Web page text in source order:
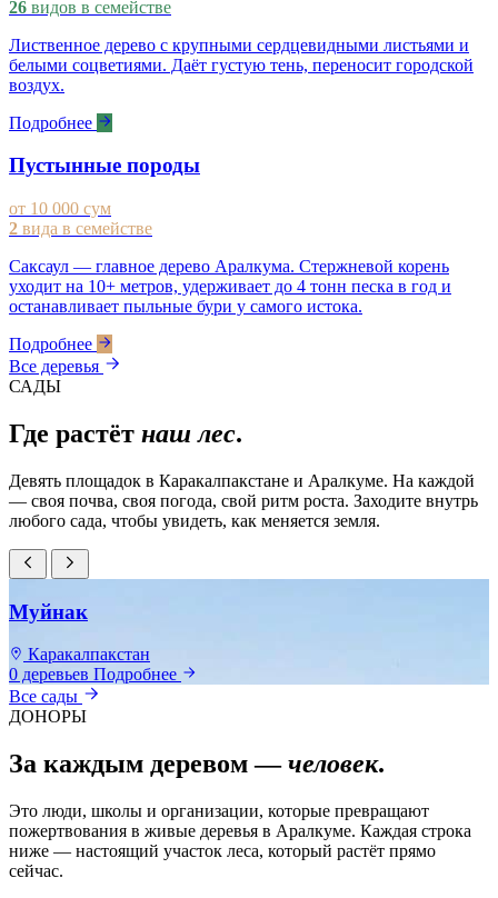
26 видов в семействе
Лиственное дерево с крупными сердцевидными листьями и
белыми соцветиями. Даёт густую тень, переносит городской
воздух.
Подробнее
Пустынные породы
от 10 000 сум
2 вида в семействе
Саксаул — главное дерево Аралкума. Стержневой корень
уходит на 10+ метров, удерживает до 4 тонн песка в год и
останавливает пыльные бури у самого истока.
Подробнее
Все деревья
САДЫ
Где растёт наш лес.
Девять площадок в Каракалпакстане и Аралкуме. На каждой
— своя почва, своя погода, свой ритм роста. Заходите внутрь
любого сада, чтобы увидеть, как меняется земля.
Муйнак
Каракалпакстан
0 деревьев Подробнее
Все сады
ДОНОРЫ
За каждым деревом —человек.
Это люди, школы и организации, которые превращают
пожертвования в живые деревья в Аралкуме. Каждая строка
ниже — настоящий участок леса, который растёт прямо
сейчас.